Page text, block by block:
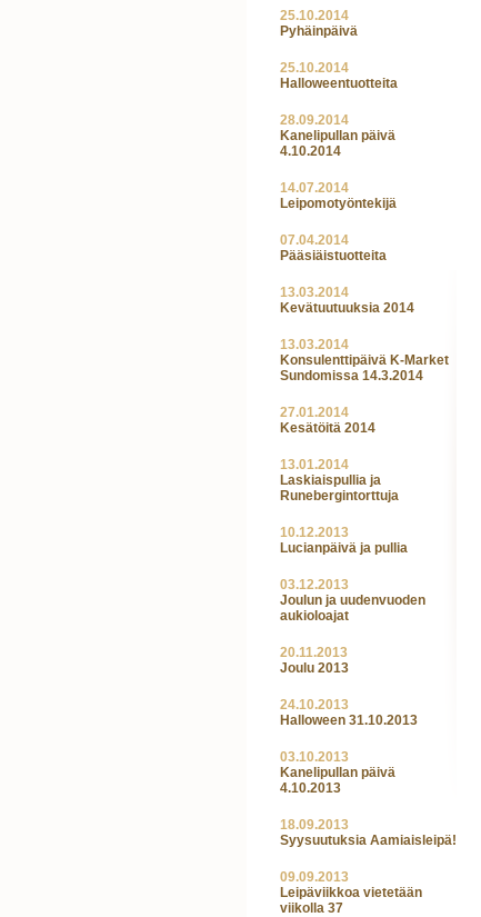
25.10.2014
Pyhäinpäivä
25.10.2014
Halloweentuotteita
28.09.2014
Kanelipullan päivä
4.10.2014
14.07.2014
Leipomotyöntekijä
07.04.2014
Pääsiäistuotteita
13.03.2014
Kevätuutuuksia 2014
13.03.2014
Konsulenttipäivä K-Market
Sundomissa 14.3.2014
27.01.2014
Kesätöitä 2014
13.01.2014
Laskiaispullia ja
Runebergintorttuja
10.12.2013
Lucianpäivä ja pullia
03.12.2013
Joulun ja uudenvuoden
aukioloajat
20.11.2013
Joulu 2013
24.10.2013
Halloween 31.10.2013
03.10.2013
Kanelipullan päivä
4.10.2013
18.09.2013
Syysuutuksia Aamiaisleipä!
09.09.2013
Leipäviikkoa vietetään
viikolla 37